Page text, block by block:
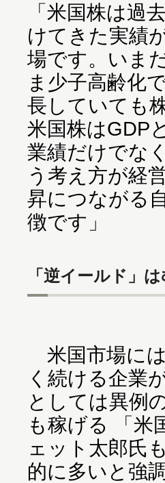
「米国株は過
けてきた実績
場です。いま
ま少子高齢化
長していても
米国株はGDP
業績だけでな
う考え方が経
昇につながる
徴です」
「逆イールド」
米国市場に
く続ける企業
としては異例
も稼げる 「米
ェット太郎氏
的に多いと強